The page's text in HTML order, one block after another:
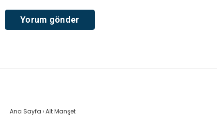
Ana Sayfa ›Alt Manşet